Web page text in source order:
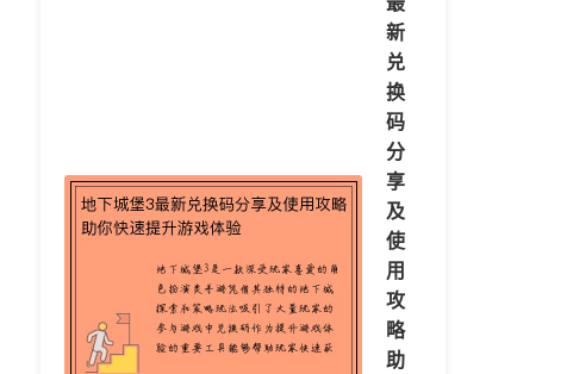
新
兑
换
码
分
享
及
使
用
攻
略
助